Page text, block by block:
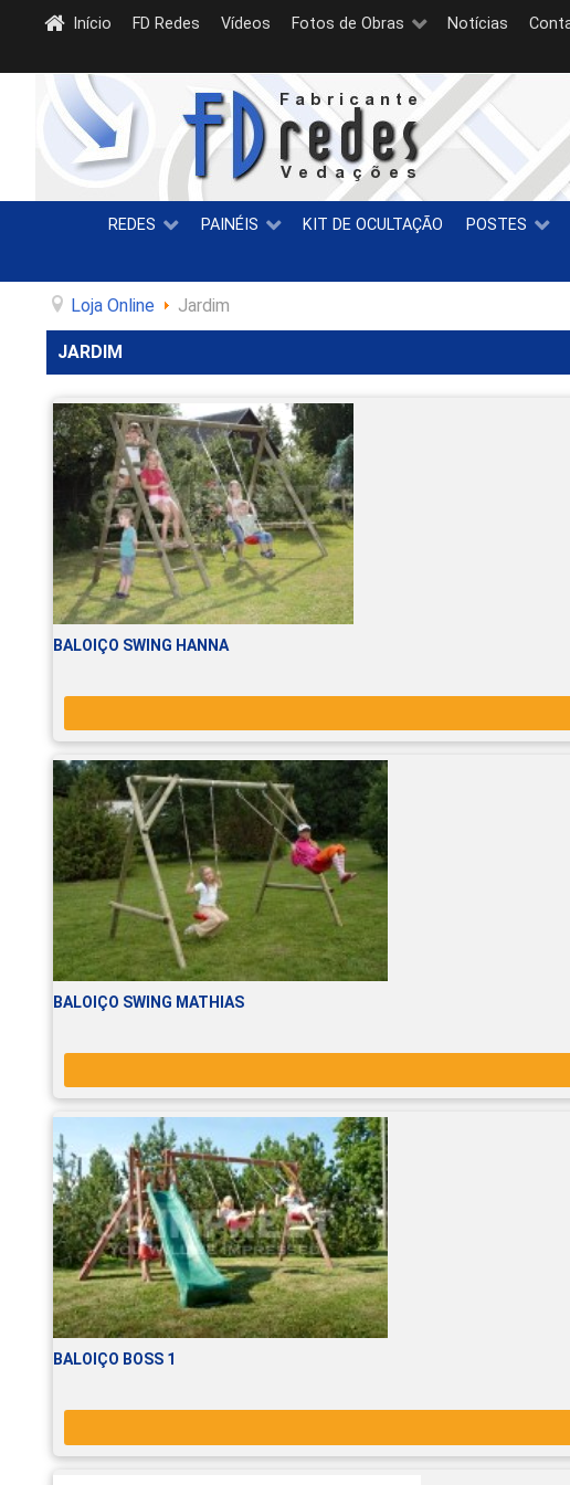
Início FD Redes Vídeos Fotos de Obras Notícias
REDES PAINÉIS KIT DE OCULTAÇÃO POSTES
Loja Online Jardim
JARDIM
BALOIÇO SWING HANNA
BALOIÇO SWING MATHIAS
BALOIÇO BOSS 1